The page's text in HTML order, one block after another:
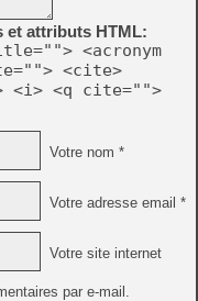
et attributs HTML:
<acronym
<cite>
<i> <q cite="">
Votre nom *
Votre adresse email *
Votre site internet
par e-mail.